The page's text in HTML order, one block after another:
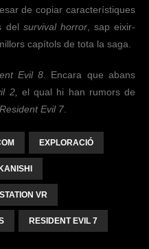
de copiar característiques
del survival horror, sap eixir-
capítols de tota la saga.
Evil 8. Encara que abans
2, el qual hi han rumors de
Resident Evil 7.
EXPLORACIÓ
VR
RESIDENT EVIL 7